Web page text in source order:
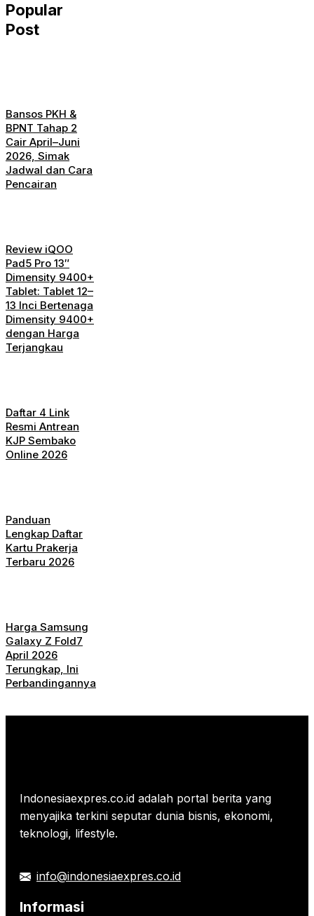
Popular
Post
Bansos PKH &
BPNT Tahap 2
Cair April–Juni
2026, Simak
Jadwal dan Cara
Pencairan
Review iQOO
Pad5 Pro 13″
Dimensity 9400+
Tablet: Tablet 12–
13 Inci Bertenaga
Dimensity 9400+
dengan Harga
Terjangkau
Daftar 4 Link
Resmi Antrean
KJP Sembako
Online 2026
Panduan
Lengkap Daftar
Kartu Prakerja
Terbaru 2026
Harga Samsung
Galaxy Z Fold7
April 2026
Terungkap, Ini
Perbandingannya
Indonesiaexpres.co.id adalah portal berita yang
menyajika terkini seputar dunia bisnis, ekonomi,
teknologi, lifestyle.
info@indonesiaexpres.co.id
Informasi